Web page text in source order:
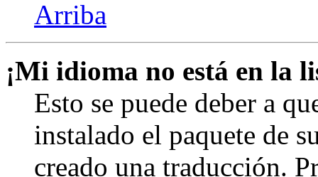
Arriba
¡Mi idioma no está en la
Esto se puede deber a
instalado el paquete de
creado una traducción.